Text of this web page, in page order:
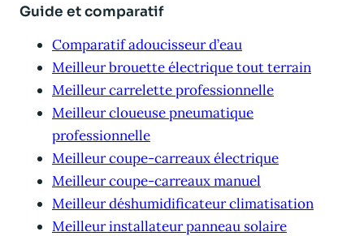
Guide et comparatif
Comparatif adoucisseur d’eau
Meilleur brouette électrique tout terrain
Meilleur carrelette professionnelle
Meilleur cloueuse pneumatique
professionnelle
Meilleur coupe-carreaux électrique
Meilleur coupe-carreaux manuel
Meilleur déshumidificateur climatisation
Meilleur installateur panneau solaire